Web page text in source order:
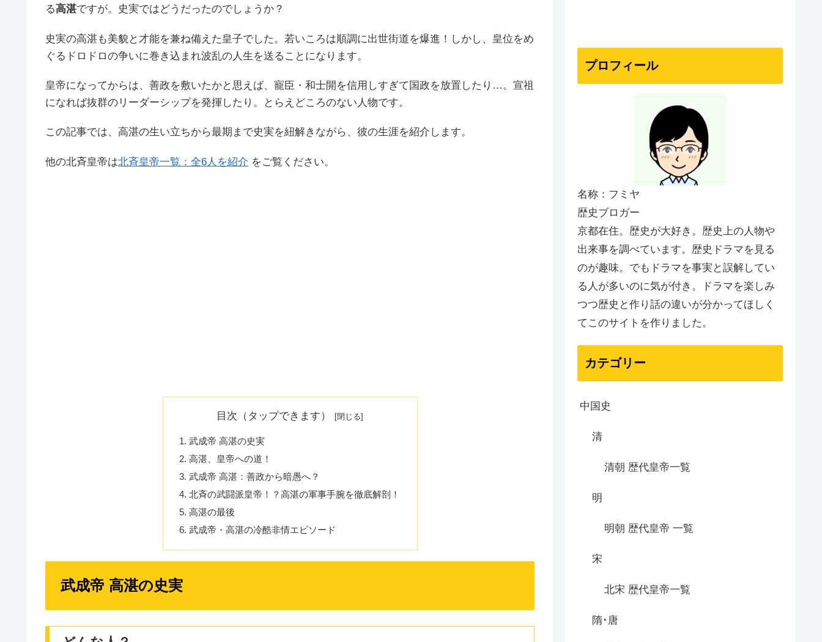
る高湛ですが。史実ではどうだったのでしょうか？
史実の高湛も美貌と才能を兼ね備えた皇子でした。若いころは順調に出世街道を爆進！しかし、皇位をめ
ぐるドロドロの争いに巻き込まれ波乱の人生を送ることになります。
皇帝になってからは、善政を敷いたかと思えば、寵臣・和士開を信用しすぎて国政を放置したり…。宣祖
になれば抜群のリーダーシップを発揮したり。とらえどころのない人物です。
この記事では、高湛の生い立ちから最期まで史実を紐解きながら、彼の生涯を紹介します。
他の北斉皇帝は北斉皇帝一覧：全6人を紹介 をご覧ください。
目次（タップできます）
武成帝 高湛の史実
高湛、皇帝への道！
武成帝 高湛：善政から暗愚へ？
北斉の武闘派皇帝！？高湛の軍事手腕を徹底解剖！
高湛の最後
武成帝・高湛の冷酷非情エピソード
武成帝 高湛の史実
プロフィール
名称：フミヤ
歴史ブロガー
京都在住。歴史が大好き。歴史上の人物や
出来事を調べています。歴史ドラマを見る
のが趣味。でもドラマを事実と誤解してい
る人が多いのに気が付き。ドラマを楽しみ
つつ歴史と作り話の違いが分かってほしく
てこのサイトを作りました。
カテゴリー
中国史
清
清朝 歴代皇帝一覧
明
明朝 歴代皇帝 一覧
宋
北宋 歴代皇帝一覧
隋･唐